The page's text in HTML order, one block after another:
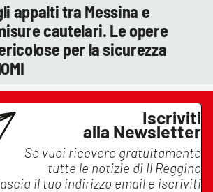
appalti tra Messina e
cautelari. Le opere
per la sicurezza
Iscriviti
alla Newsletter
Se vuoi ricevere gratuitamente
tutte le notizie di Il Reggino
il tuo indirizzo email e iscriviti